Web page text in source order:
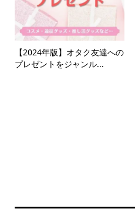
【2024年版】オタク友達への
プレゼントをジャンル...